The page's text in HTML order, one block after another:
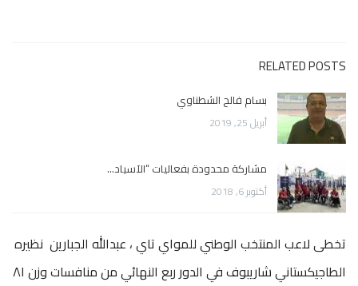
RELATED POSTS
بسام فالح الشطناوي
أبريل 25, 2019
مشاركة محدودة بفعاليات “الآسياد…
أكتوبر 6, 2018
تخطى لاعب المنتخب الوطني للمواي تاي ، عبدالله الجبارين نظيره
الطاجيكستاني شاريبوف في الدور ربع النهائي من منافسات وزن ٨١